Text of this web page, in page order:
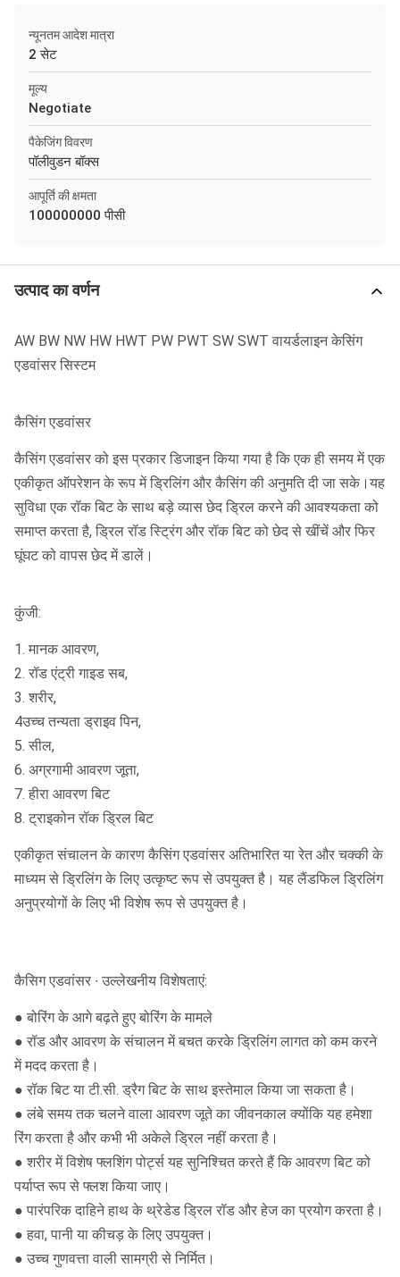
न्यूनतम आदेश मात्रा
2 सेट
मूल्य
Negotiate
पैकेजिंग विवरण
पॉलीवुडन बॉक्स
आपूर्ति की क्षमता
100000000 पीसी
उत्पाद का वर्णन
AW BW NW HW HWT PW PWT SW SWT वायर्डलाइन केसिंग
एडवांसर सिस्टम
कैसिंग एडवांसर
कैसिंग एडवांसर को इस प्रकार डिजाइन किया गया है कि एक ही समय में एक
एकीकृत ऑपरेशन के रूप में ड्रिलिंग और कैसिंग की अनुमति दी जा सके।यह
सुविधा एक रॉक बिट के साथ बड़े व्यास छेद ड्रिल करने की आवश्यकता को
समाप्त करता है, ड्रिल रॉड स्ट्रिंग और रॉक बिट को छेद से खींचें और फिर
घूंघट को वापस छेद में डालें।
कुंजी:
1. मानक आवरण,
2. रॉड एंट्री गाइड सब,
3. शरीर,
4उच्च तन्यता ड्राइव पिन,
5. सील,
6. अग्रगामी आवरण जूता,
7. हीरा आवरण बिट
8. ट्राइकोन रॉक ड्रिल बिट
एकीकृत संचालन के कारण कैसिंग एडवांसर अतिभारित या रेत और चक्की के
माध्यम से ड्रिलिंग के लिए उत्कृष्ट रूप से उपयुक्त है। यह लैंडफिल ड्रिलिंग
अनुप्रयोगों के लिए भी विशेष रूप से उपयुक्त है।
कैसिग एडवांसर ∙ उल्लेखनीय विशेषताएं:
● बोरिंग के आगे बढ़ते हुए बोरिंग के मामले
● रॉड और आवरण के संचालन में बचत करके ड्रिलिंग लागत को कम करने
में मदद करता है।
● रॉक बिट या टी.सी. ड्रैग बिट के साथ इस्तेमाल किया जा सकता है।
● लंबे समय तक चलने वाला आवरण जूते का जीवनकाल क्योंकि यह हमेशा
रिंग करता है और कभी भी अकेले ड्रिल नहीं करता है।
● शरीर में विशेष फ्लशिंग पोर्ट्स यह सुनिश्चित करते हैं कि आवरण बिट को
पर्याप्त रूप से फ्लश किया जाए।
● पारंपरिक दाहिने हाथ के थ्रेडेड ड्रिल रॉड और हेज का प्रयोग करता है।
● हवा, पानी या कीचड़ के लिए उपयुक्त।
● उच्च गुणवत्ता वाली सामग्री से निर्मित।